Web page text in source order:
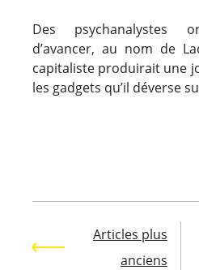
Des psychanalystes
d’avancer, au nom de
capitaliste produirait une
les gadgets qu’il déverse
Articles plus
anciens